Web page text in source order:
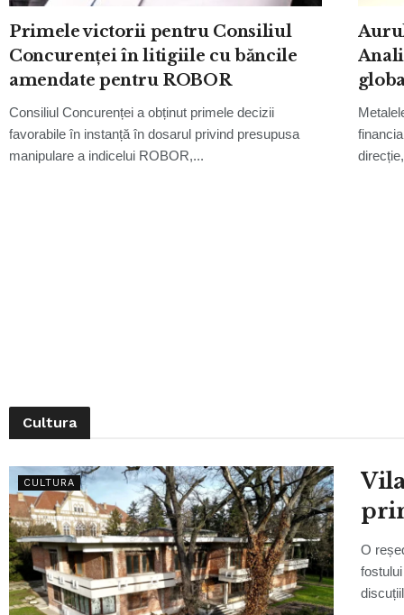
Primele victorii pentru Consiliul
Concurenței în litigiile cu băncile
amendate pentru ROBOR
Consiliul Concurenței a obținut primele decizii
favorabile în instanță în dosarul privind presupusa
manipulare a indicelui ROBOR,...
Cultura
CULTURA
O